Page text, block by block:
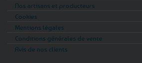
Nos artisans et producteurs
Cookies
Mentions légales
Conditions générales de vente
Avis de nos clients